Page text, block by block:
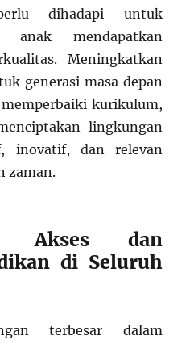
dihadapi untuk
anak mendapatkan
Meningkatkan
generasi masa depan
kurikulum,
lingkungan
inovatif, dan relevan
zaman.
Akses dan
di Seluruh
terbesar dalam